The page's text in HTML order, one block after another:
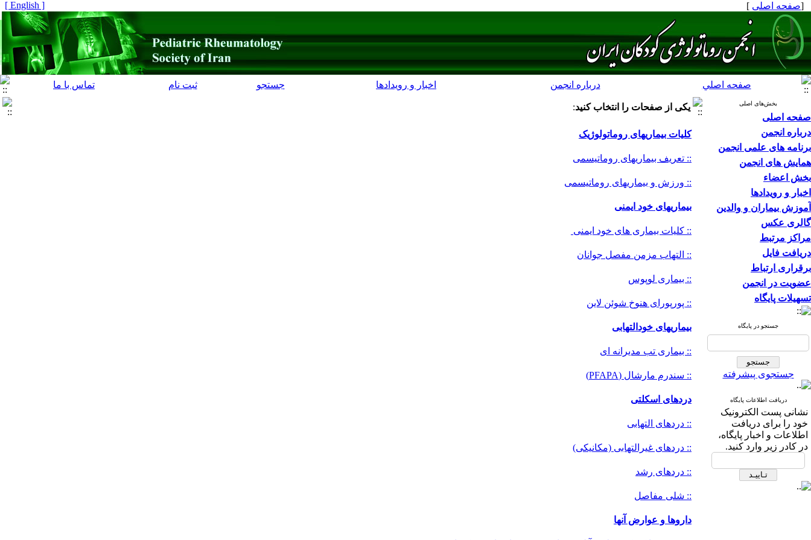
[صفحه اصلی ]
[ English ]
صفحه اصلي درباره انجمن اخبار و رویدادها جستجو ثبت نام تماس با ما
بخش‌های اصلی
صفحه اصلی
درباره انجمن
برنامه های علمی انجمن
همایش های انجمن
بخش اعضاء
اخبار و رویدادها
آموزش بیماران و والدین
گالری عکس
مراکز مرتبط
دریافت فایل
برقراری ارتباط
عضویت در انجمن
تسهیلات پایگاه
جستجو در پایگاه
جستجوی پیشرفته
دریافت اطلاعات پایگاه
نشانی پست الکترونیک
خود را برای دریافت
اطلاعات و اخبار پایگاه،
در کادر زیر وارد کنید.
یکی از صفحات را انتخاب کنید:
کلیات بیماریهای روماتولوژیک
:: تعریف بیماریهای روماتیسمی
:: ورزش و بیماریهای روماتیسمی
بیماریهای خود ایمنی
:: کلیات بیماری های خود ایمنی
:: التهاب مزمن مفصل جوانان
:: بیماری لوپوس
:: پورپورای هنوخ شوئن لاین
بیماریهای خودالتهابی
:: بیماری تب مدیرانه ای
:: سندرم مارشال (PFAPA)
دردهای اسکلتی
:: دردهای التهابی
:: دردهای غیرالتهابی (مکانیکی)
:: دردهای رشد
:: شلی مفاصل
داروها و عوارض آنها